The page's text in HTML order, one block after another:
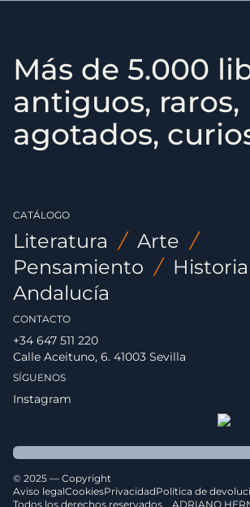
Más de 5.000
antiguos, raros,
agotados,
CATÁLOGO
Literatura / Arte /
Pensamiento / Historia
Andalucía
CONTACTO
+34 647 511 220
Calle Aceituno, 6. 41003 Sevilla
SÍGUENOS
Instagram
© 2025 — Copyright
Aviso legalCookiesPrivacidadPolítica de
Todos los derechos reservados
ADRIANO